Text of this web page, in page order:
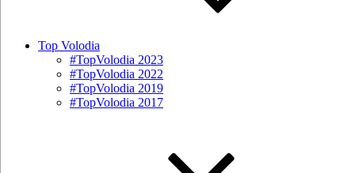
Top Volodia
#TopVolodia 2023
#TopVolodia 2022
#TopVolodia 2019
#TopVolodia 2017